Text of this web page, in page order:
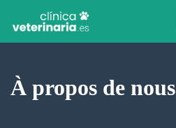
À propos de nous